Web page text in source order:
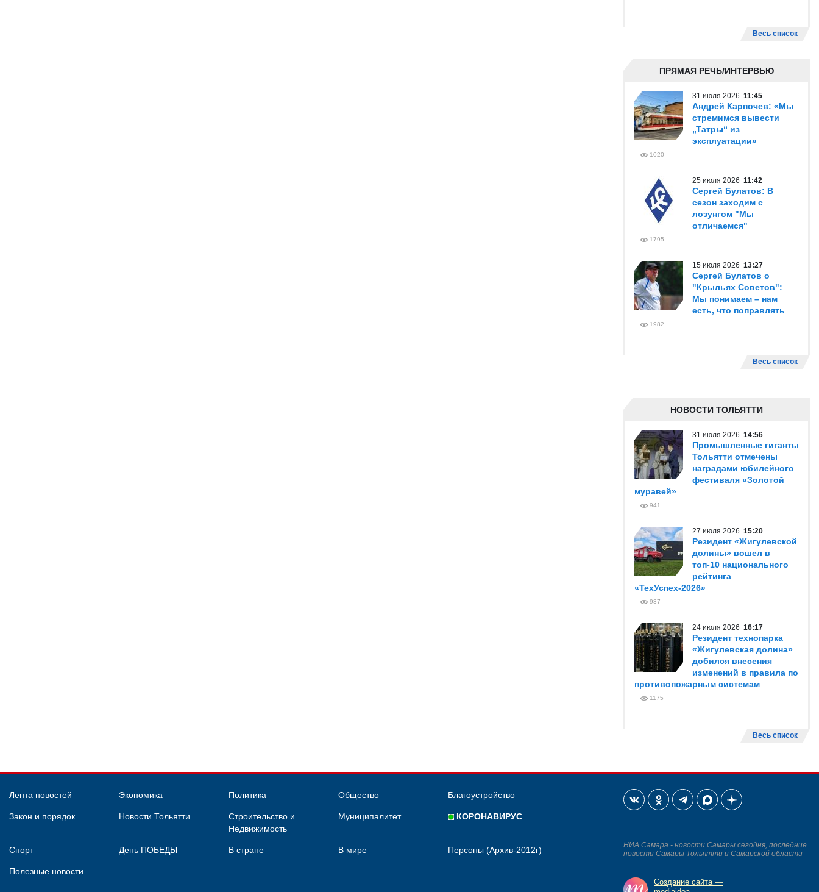
Весь список
ПРЯМАЯ РЕЧЬ/ИНТЕРВЬЮ
31 июля 2026 11:45
Андрей Карпочев: «Мы
стремимся вывести
„Татры“ из
эксплуатации»
1020
25 июля 2026 11:42
Сергей Булатов: В
сезон заходим с
лозунгом "Мы
отличаемся"
1795
15 июля 2026 13:27
Сергей Булатов о
"Крыльях Советов":
Мы понимаем – нам
есть, что поправлять
1982
Весь список
НОВОСТИ ТОЛЬЯТТИ
31 июля 2026 14:56
Промышленные гиганты
Тольятти отмечены
наградами юбилейного
фестиваля «Золотой
муравей»
941
27 июля 2026 15:20
Резидент «Жигулевской
долины» вошел в
топ-10 национального
рейтинга
«ТехУспех-2026»
937
24 июля 2026 16:17
Резидент технопарка
«Жигулевская долина»
добился внесения
изменений в правила по
противопожарным системам
1175
Весь список
Лента новостей Экономика Политика Общество Благоустройство
Закон и порядок Новости Тольятти
Строительство и
Недвижимость
Муниципалитет КОРОНАВИРУС
Спорт День ПОБЕДЫ В стране В мире Персоны (Архив-2012г)
Полезные новости
НИА Самара - новости Самары сегодня, последние
новости Самары Тольятти и Самарской области
Создание сайта —